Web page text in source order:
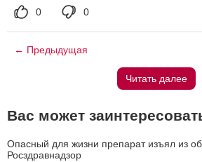
0 0
← Предыдущая
Читать далее
Вас может
Опасный для жизни препарат изъял из
Росздравнадзор